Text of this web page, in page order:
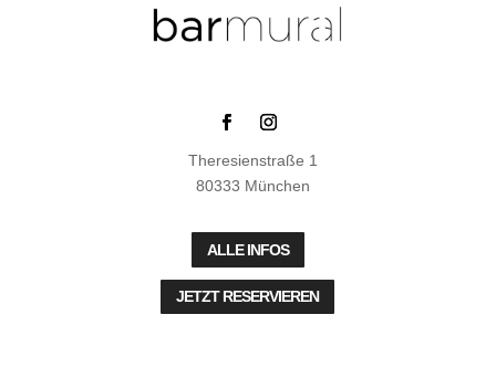
Theresienstraße 1
80333 München
ALLE INFOS
JETZT RESERVIEREN